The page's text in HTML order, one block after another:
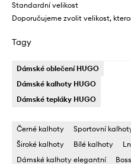
Standardní velikost
Doporučujeme zvolit velikost,
Tagy
Dámské oblečení HUGO
Dámské kalhoty HUGO
Dámské tepláky HUGO
Černé kalhoty Sportovní
Široké kalhoty
Bílé kalhoty
Dámské kalhoty elegantní